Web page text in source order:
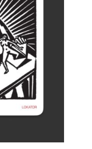
SZCZEGÓŁY